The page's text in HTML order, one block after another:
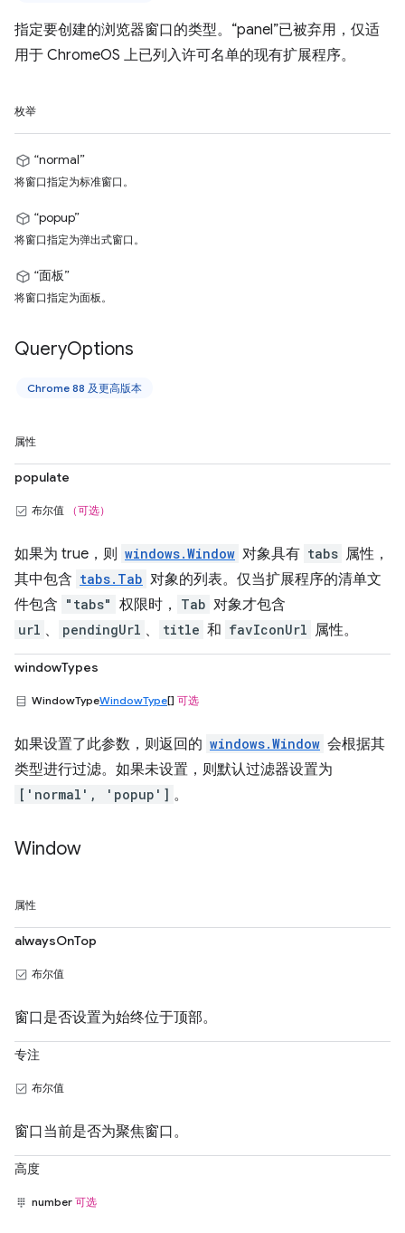
指定要创建的浏览器窗口的类型。“panel”已被弃用，仅适
用于 ChromeOS 上已列入许可名单的现有扩展程序。
枚举
“normal”
将窗口指定为标准窗口。
“popup”
将窗口指定为弹出式窗口。
“面板”
将窗口指定为面板。
QueryOptions
Chrome 88 及更高版本
属性
populate
布尔值 （可选）
如果为 true，则 windows.Window 对象具有 tabs 属性，
其中包含 tabs.Tab 对象的列表。仅当扩展程序的清单文
件包含 "tabs" 权限时， Tab 对象才包含
url 、 pendingUrl 、 title 和 favIconUrl 属性。
windowTypes
WindowTypeWindowType[] 可选
如果设置了此参数，则返回的 windows.Window 会根据其
类型进行过滤。如果未设置，则默认过滤器设置为
['normal', 'popup'] 。
Window
属性
alwaysOnTop
布尔值
窗口是否设置为始终位于顶部。
专注
布尔值
窗口当前是否为聚焦窗口。
高度
number 可选